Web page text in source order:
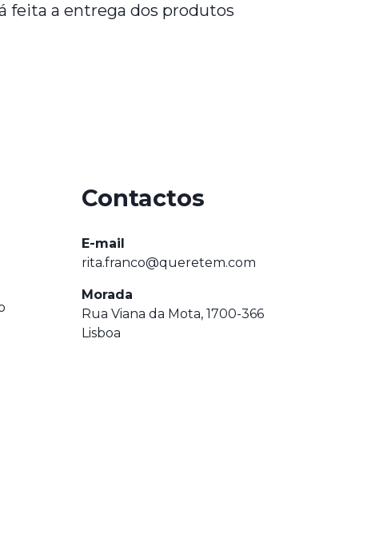
feita a entrega dos produtos
Contactos
E-mail
rita.franco@queretem.com
Morada
Rua Viana da Mota, 1700-366
Lisboa